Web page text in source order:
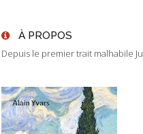
À PROPOS
Depuis le premier trait malhabile